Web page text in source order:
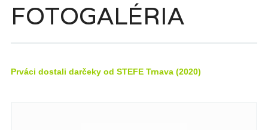
FOTOGALÉRIA
Prváci dostali darčeky od STEFE Trnava (2020)